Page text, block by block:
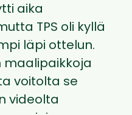
aika
TPS oli kyllä
läpi ottelun.
maalipaikkoja
voitolta se
videolta